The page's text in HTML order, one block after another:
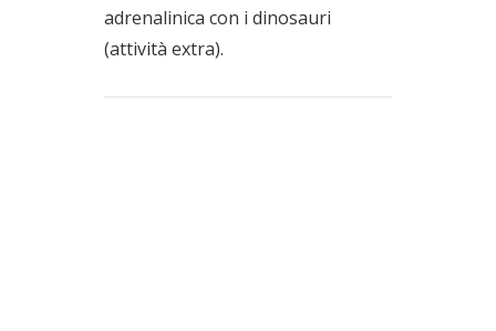
adrenalinica con i dinosauri
(attività extra).